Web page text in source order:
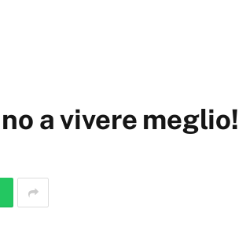
a vivere meglio!